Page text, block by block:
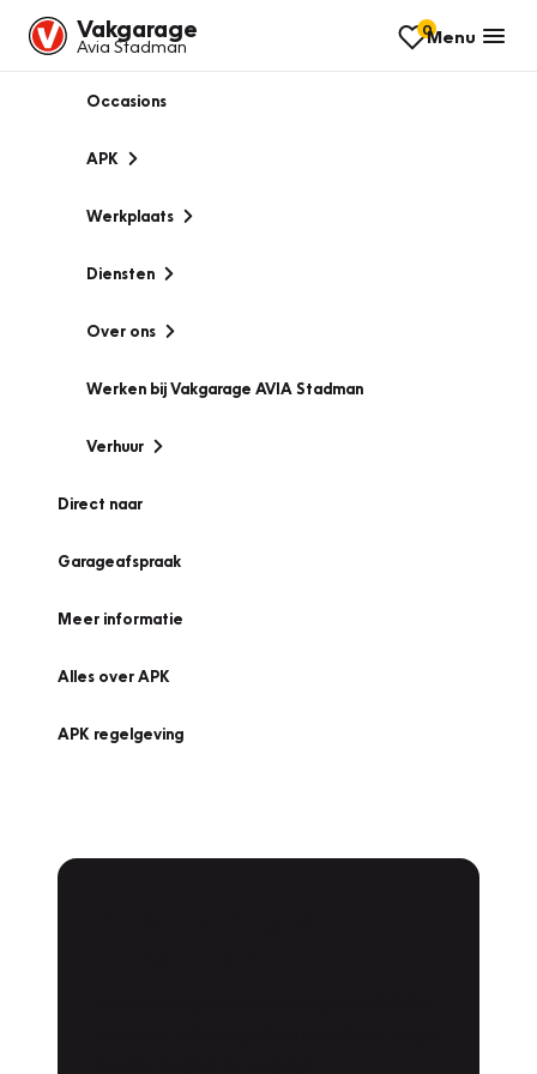
Vakgarage
Avia Stadman
0Menu
Occasions
APK
Werkplaats
Diensten
Over ons
Werken bij Vakgarage AVIA Stadman
Verhuur
Direct naar
Garageafspraak
Meer informatie
Alles over APK
APK regelgeving